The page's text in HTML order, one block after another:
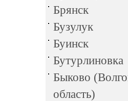
Брянск
Бузулук
Буинск
Бутурлиновка
Быково
область)